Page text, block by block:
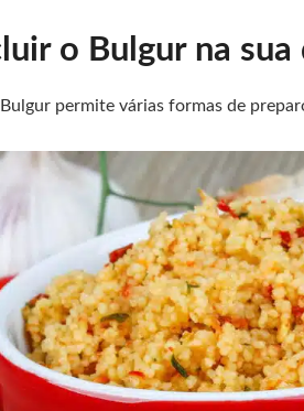
o Bulgur na sua
permite várias formas de